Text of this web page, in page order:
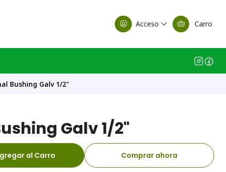
Acceso Carro
Bushing Galv 1/2"
Galv 1/2"
al Carro Comprar ahora